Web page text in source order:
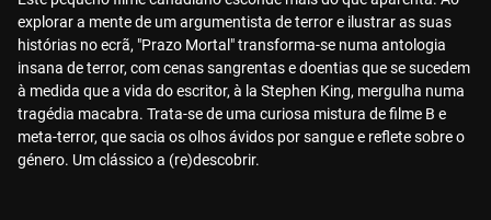
explorar a mente de um argumentista de terror e ilustrar as suas
histórias no ecrã, "Prazo Mortal" transforma-se numa antologia
insana de terror, com cenas sangrentas e doentias que se sucedem
à medida que a vida do escritor, à la Stephen King, mergulha numa
tragédia macabra. Trata-se de uma curiosa mistura de filme B e
meta-terror, que sacia os olhos ávidos por sangue e reflete sobre o
género. Um clássico a (re)descobrir.